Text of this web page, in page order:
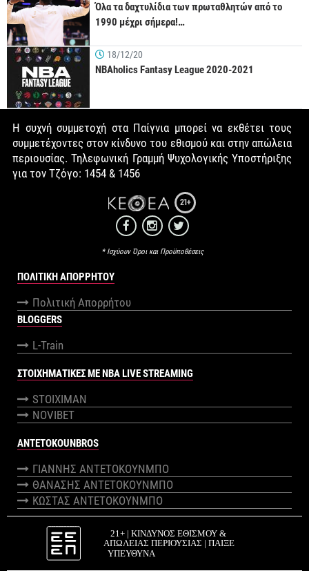
Όλα τα δαχτυλίδια των πρωταθλητών από το
1990 μέχρι σήμερα!…
18/12/20
NBAholics Fantasy League 2020-2021
Η συχνή συμμετοχή στα Παίγνια μπορεί να εκθέτει τους
συμμετέχοντες στον κίνδυνο του εθισμού και στην απώλεια
περιουσίας. Τηλεφωνική Γραμμή Ψυχολογικής Υποστήριξης
για τον Τζόγο: 1454 & 1456
21+
* Ισχύουν Όροι και Προϋποθέσεις
ΠΟΛΙΤΙΚΉ ΑΠΟΡΡΉΤΟΥ
Πολιτική Απορρήτου
BLOGGERS
L-Train
ΣΤΟΙΧΗΜΑΤΙΚΕΣ ΜΕ NBA LIVE STREAMING
STOIXIMAN
NOVIBET
ANTETOKOUNBROS
ΓΙΑΝΝΗΣ ΑΝΤΕΤΟΚΟΥΝΜΠΟ
ΘΑΝΑΣΗΣ ΑΝΤΕΤΟΚΟΥΝΜΠΟ
ΚΩΣΤΑΣ ΑΝΤΕΤΟΚΟΥΝΜΠΟ